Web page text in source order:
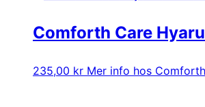
var:
är:
Comforth Care
235,00 kr Mer info hos Comforth